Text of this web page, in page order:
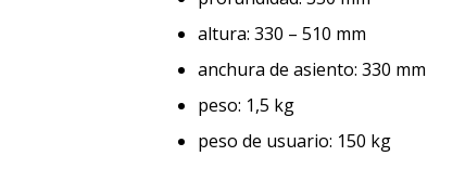
altura: 330 – 510 mm
anchura de asiento: 330 mm
peso: 1,5 kg
peso de usuario: 150 kg